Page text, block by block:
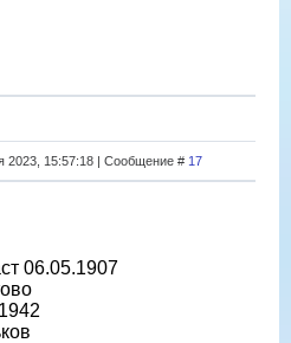
2023, 15:57:18 | Сообщение # 17
06.05.1907